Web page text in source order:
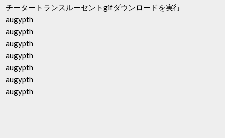
チータートランスルーセントgifダウンロードを実行
augypth
augypth
augypth
augypth
augypth
augypth
augypth